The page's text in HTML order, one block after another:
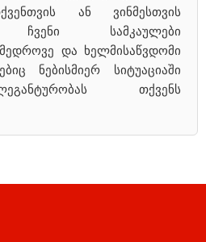
ან ვინმესთვის
ჩვენი სამკაულები
და ხელმისაწვდომი
ნებისმიერ სიტუაციაში
თქვენს